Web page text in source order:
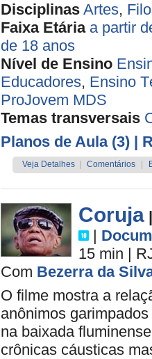
Disciplinas Artes,
Faixa Etária a partir
de 18 anos
Nível de Ensino
Educadores, Ensino
ProJovem MDS
Temas transversais
Planos de Aula (3) |
Veja Detalhes Comentários
Coruja
|
15 min |
Com Bezerra da
O filme mostra a
anônimos
na baixada
crônicas cáusticas